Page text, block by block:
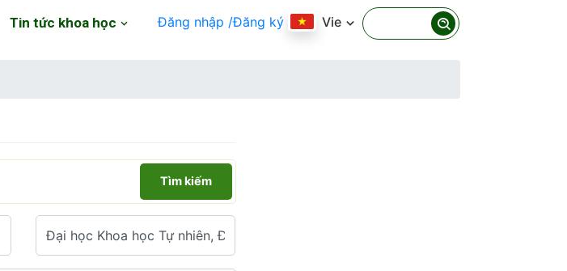
Tin tức khoa học Đăng nhập /Đăng ký Vie
Tìm kiếm